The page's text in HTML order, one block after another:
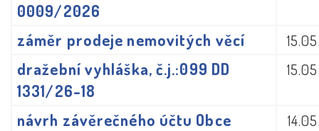
0009/2026
záměr prodeje nemovitých věcí
dražební vyhláška, č.j.:099 DD
1331/26-18
návrh závěrečného účtu Obce